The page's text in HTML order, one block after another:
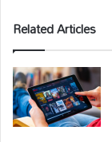
Related Articles